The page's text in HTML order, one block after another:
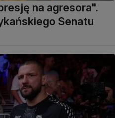
na agresora".
Senatu